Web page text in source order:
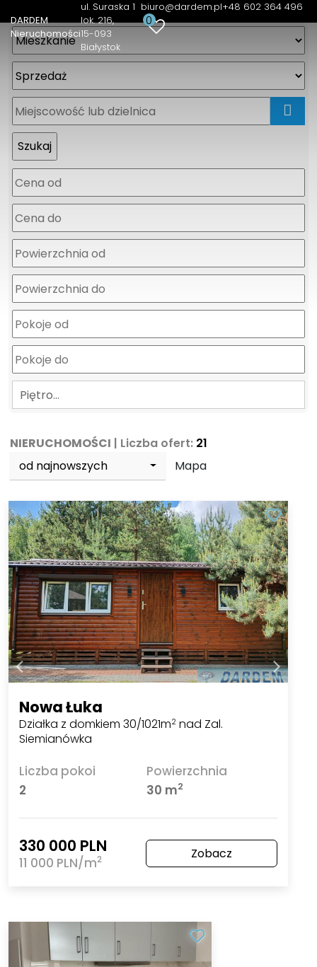
DARDEM
Nieruchomości
ul. Suraska 1
lok. 216
15-093
Białystok
biuro@dardem.pl+48 602 364 496
0
Piętro…
NIERUCHOMOŚCI | Liczba ofert: 21
od najnowszych
Mapa
Nowa Łuka
Działka z domkiem 30/1021m2 nad Zal.
Siemianówka
Liczba pokoi
2
Powierzchnia
30 m2
330 000 PLN
11 000 PLN/m2 Zobacz